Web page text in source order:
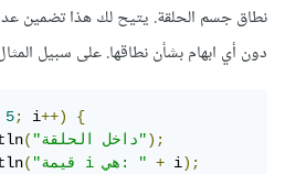
نطاق جسم الحلقة. يتيح لك هذا تضمين
دون أي ابهام بشأن نطاقها. على سبيل
5; i++)
{
( "داخل الحلقة");
( "قيمة i هي: " + i);